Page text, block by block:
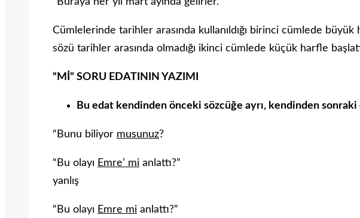
Cümlelerinde tarihler arasında kullanıldığı birinci cümlede büyük
sözü tarihler arasında olmadığı ikinci cümlede küçük harfle
“Mİ” SORU EDATININ YAZIMI
Bu edat kendinden önceki sözcüğe ayrı, kendinden sonraki
“Bunu biliyor musunuz?
“Bu olayı Emre’ mi anlattı?”
yanlış
“Bu olayı Emre mi anlattı?”